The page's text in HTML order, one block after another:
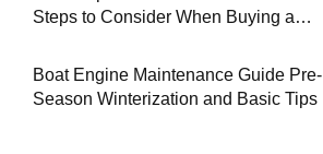
Steps to Consider When Buying a
Boat Engine Maintenance Guide Pre-
Season Winterization and Basic Tips